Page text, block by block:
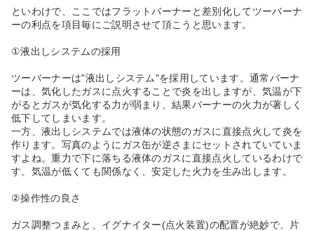
といわけで、ここではフラットバーナーと差別化してツーバーナ
ーの利点を項目毎にご説明させて頂こうと思います。
①液出しシステムの採用
ツーバーナーは"液出しシステム"を採用しています。通常バーナ
ーは、気化したガスに点火することで炎を出しますが、気温が下
がるとガスが気化する力が弱まり、結果バーナーの火力が著しく
低下してしまいます。
一方、液出しシステムでは液体の状態のガスに直接点火して炎を
作ります。写真のようにガス缶が逆さまにセットされていていま
すよね。重力で下に落ちる液体のガスに直接点火しているわけで
す。気温が低くても関係なく、安定した火力を生み出します。
②操作性の良さ
ガス調整つまみと、イグナイター(点火装置)の配置が絶妙で、片